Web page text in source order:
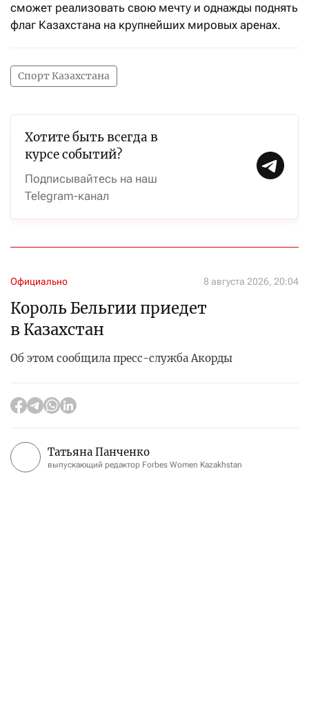
сможет реализовать свою мечту и однажды поднять
флаг Казахстана на крупнейших мировых аренах.
Спорт Казахстана
Хотите быть всегда в
курсе событий?
Подписывайтесь на наш
Telegram-канал
Официально 8 августа 2026, 20:04
Король Бельгии приедет
в Казахстан
Об этом сообщила пресс-служба Акорды
Татьяна Панченко
выпускающий редактор Forbes Women Kazakhstan